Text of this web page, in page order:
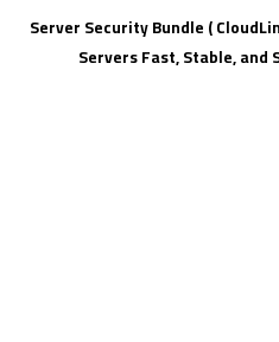
Server Security Bundle (
Servers Fast, Stable, and